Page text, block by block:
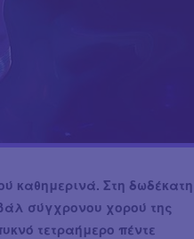
καθημερινά. Στη δωδέκατη
σύγχρονου χορού της
τετραήμερο πέντε